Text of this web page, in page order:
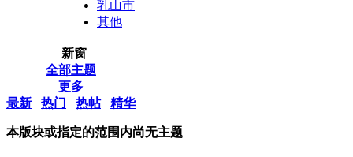
乳山市
其他
新窗
全部主题
更多
最新
热门 热帖 精华
本版块或指定的范围内尚无主题